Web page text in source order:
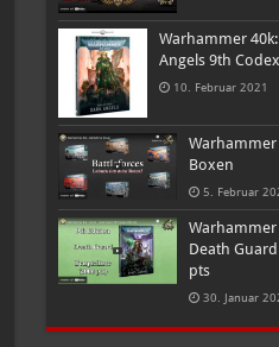
Warhammer
Angels 9th Codex
10. Februar 2021
Warhammer
Boxen
5. Februar
Warhammer
Death
pts
30. Januar